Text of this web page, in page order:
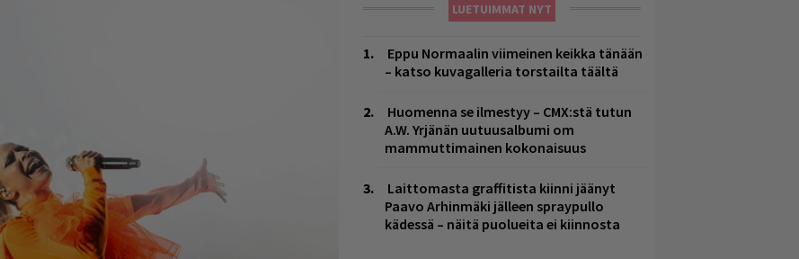
LUETUIMMAT NYT
Eppu Normaalin viimeinen keikka tänään
– katso kuvagalleria torstailta täältä
Huomenna se ilmestyy – CMX:stä tutun
A.W. Yrjänän uutuusalbumi om
mammuttimainen kokonaisuus
Laittomasta graffitista kiinni jäänyt
Paavo Arhinmäki jälleen spraypullo
kädessä – näitä puolueita ei kiinnosta